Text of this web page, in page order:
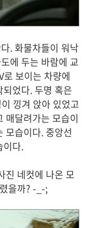
. 화물차들이 워낙
에 두는 바람에 교
보이는 차량에
었다. 두명 혹은
낑겨 앉아 있었고
매달려가는 모습이
모습이다. 중앙선
이다.
진 네컷에 나온 모
을까? -_-;